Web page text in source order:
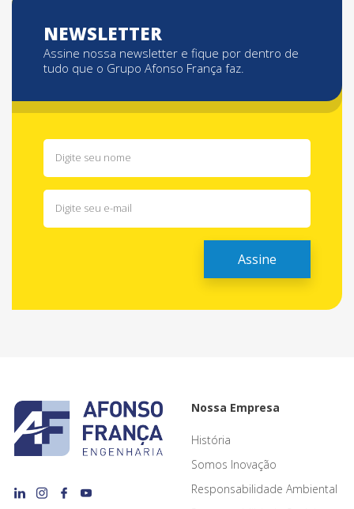
NEWSLETTER
Assine nossa newsletter e fique por dentro de
tudo que o Grupo Afonso França faz.
Nossa Empresa
História
Somos Inovação
Responsabilidade Ambiental